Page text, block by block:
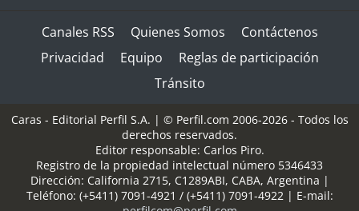
Canales RSS Quienes Somos
Contáctenos
Privacidad
Equipo
Reglas de participación
Tránsito
Caras - Editorial Perfil S.A. | © Perfil.com 2006-2026 - Todos los
derechos reservados.
Editor responsable: Carlos Piro.
Registro de la propiedad intelectual número 5346433
Dirección: California 2715, C1289ABI, CABA, Argentina |
Teléfono: (+5411) 7091-4921 / (+5411) 7091-4922| E-mail: